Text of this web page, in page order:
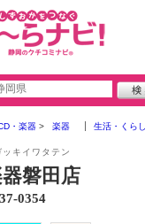
・楽器 楽器 生活・くらし
ッキイワタテン
磐田店
0354